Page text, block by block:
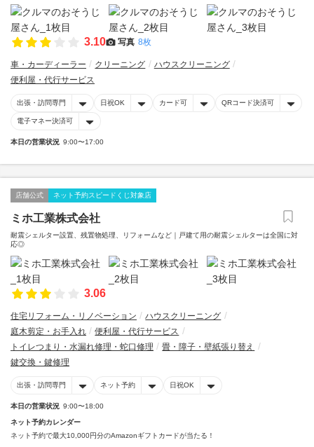
3.10 写真 8枚
車・カーディーラー クリーニング
ハウスクリーニング
便利屋・代行サービス
出張・訪問専門 日祝OK カード可 QRコード決済可
電子マネー決済可
本日の営業状況 9:00〜17:00
店舗公式 ネット予約スピードくじ対象店
ミホ工業株式会社
耐震シェルター設置、残置物処理、リフォームなど｜戸建て用の耐震シェルターは全国に対
応◎
3.06
住宅リフォーム・リノベーション
ハウスクリーニング
庭木剪定・お手入れ
便利屋・代行サービス
トイレつまり・水漏れ修理・蛇口修理
畳・障子・壁紙張り替え
鍵交換・鍵修理
出張・訪問専門 ネット予約 日祝OK
本日の営業状況 9:00〜18:00
ネット予約カレンダー
ネット予約で最大10,000円分のAmazonギフトカードが当たる！